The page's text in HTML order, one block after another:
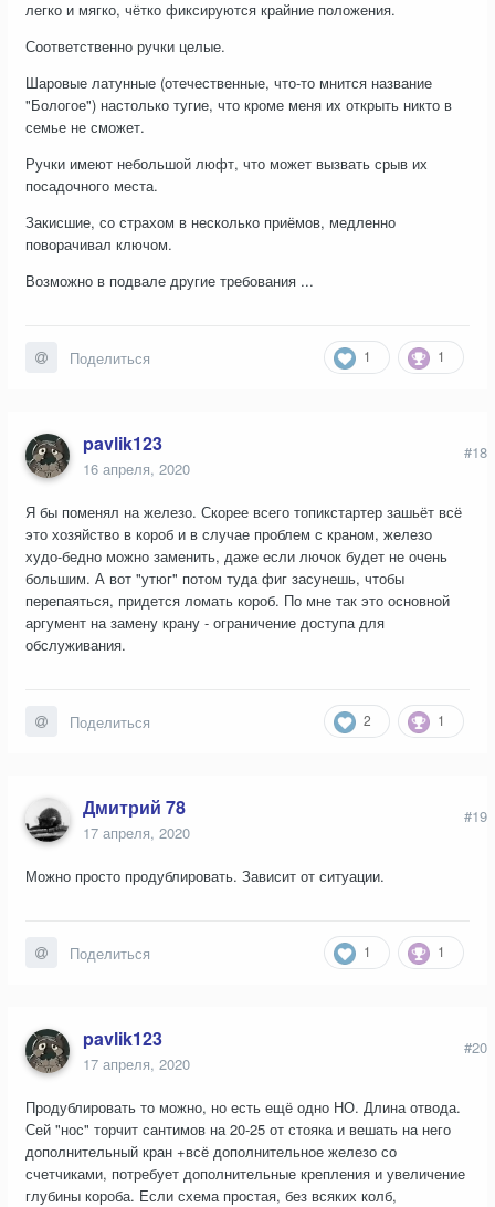
легко и мягко, чётко фиксируются крайние положения.
Соответственно ручки целые.
Шаровые латунные (отечественные, что-то мнится название
"Бологое") настолько тугие, что кроме меня их открыть никто в
семье не сможет.
Ручки имеют небольшой люфт, что может вызвать срыв их
посадочного места.
Закисшие, со страхом в несколько приёмов, медленно
поворачивал ключом.
Возможно в подвале другие требования ...
1 1
Поделиться
pavlik123
16 апреля, 2020
#18
Я бы поменял на железо. Скорее всего топикстартер зашьёт всё
это хозяйство в короб и в случае проблем с краном, железо
худо-бедно можно заменить, даже если лючок будет не очень
большим. А вот "утюг" потом туда фиг засунешь, чтобы
перепаяться, придется ломать короб. По мне так это основной
аргумент на замену крану - ограничение доступа для
обслуживания.
2 1
Поделиться
Дмитрий 78
17 апреля, 2020
#19
Можно просто продублировать. Зависит от ситуации.
1 1
Поделиться
pavlik123
17 апреля, 2020
#20
Продублировать то можно, но есть ещё одно НО. Длина отвода.
Сей "нос" торчит сантимов на 20-25 от стояка и вешать на него
дополнительный кран +всё дополнительное железо со
счетчиками, потребует дополнительные крепления и увеличение
глубины короба. Если схема простая, без всяких колб,